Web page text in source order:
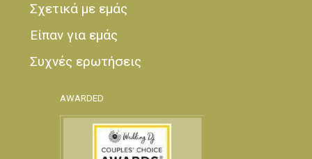
Σχετικά με εμάς
Είπαν για εμάς
Συχνές ερωτήσεις
AWARDED